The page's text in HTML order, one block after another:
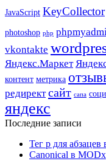
JavaScript KeyCollector
photoshop php
vkontakte
Яндекс.Маркет
контент метрика
редирект сайт сапа
яндекс
Последние записи
Тег p для абзацев
Canonical в MODx